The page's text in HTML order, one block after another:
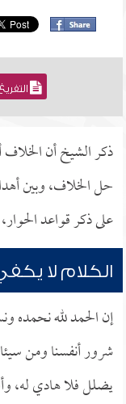
ذكر الشيخ أن
حل الخلاف، وبين
على ذكر قواعد
الكلام لا
إن الحمد لله نحمده
شرور أنفسنا ومن
يضلل فلا هادي له،